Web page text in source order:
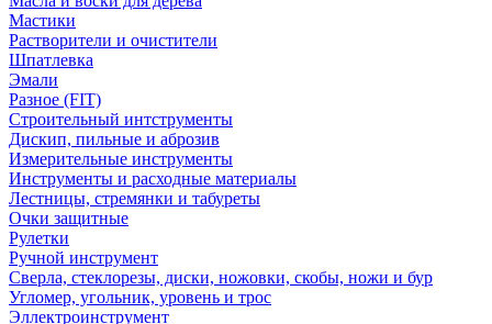
Мастики
Растворители и очистители
Шпатлевка
Эмали
Разное (FIT)
Строительный интструменты
Дискип, пильные и аброзив
Измерительные инструменты
Инструменты и расходные материалы
Лестницы, стремянки и табуреты
Очки защитные
Рулетки
Ручной инструмент
Сверла, стеклорезы, диски, ножовки, скобы, ножи и бур
Угломер, угольник, уровень и трос
Эллектроинструмент